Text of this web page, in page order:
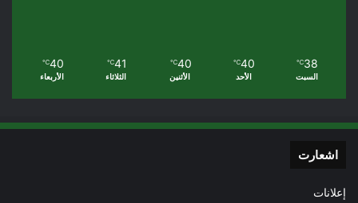
38
℃
السبت
40
℃
الأحد
40
℃
الأثنين
41
℃
الثلاثاء
40
℃
الأربعاء
اشعارت
إعلانات